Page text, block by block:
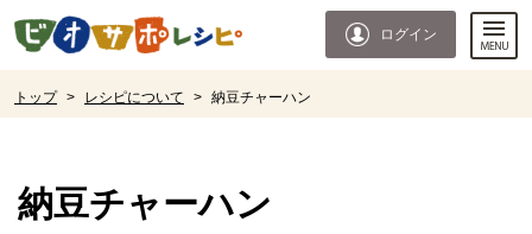
ページの先頭です。
ログイン
トップ > レシピについて > 納豆チャーハン
納豆チャーハン